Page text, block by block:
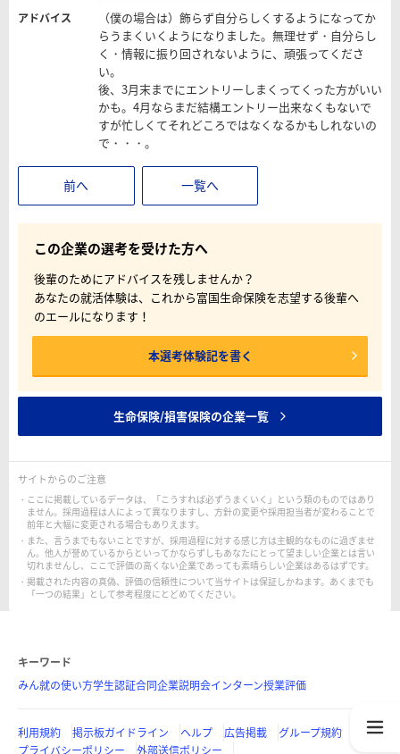
アドバイス
（僕の場合は）飾らず自分らしくするようになってか
らうまくいくようになりました。無理せず・自分らし
く・情報に振り回されないように、頑張ってくださ
い。
後、3月末までにエントリーしまくってくった方がいい
かも。4月ならまだ結構エントリー出来なくもないで
すが忙しくてそれどころではなくなるかもしれないの
で・・・。
前へ 一覧へ
この企業の選考を受けた方へ
後輩のためにアドバイスを残しませんか？
あなたの就活体験は、これから富国生命保険を志望する後輩へ
のエールになります！
本選考体験記を書く
生命保険/損害保険の企業一覧
サイトからのご注意
ここに掲載しているデータは、「こうすれば必ずうまくいく」という類のものではあり
ません。採用過程は人によって異なりますし、方針の変更や採用担当者が変わることで
前年と大幅に変更される場合もありえます。
また、言うまでもないことですが、採用過程に対する感じ方は主観的なものに過ぎませ
ん。他人が誉めているからといってかならずしもあなたにとって望ましい企業とは言い
切れませんし、ここで評価の高くない企業であっても素晴らしい企業はあるはずです。
掲載された内容の真偽、評価の信頼性について当サイトは保証しかねます。あくまでも
「一つの結果」として参考程度にとどめてください。
キーワード
みん就の使い方学生認証合同企業説明会インターン授業評価
利用規約 掲示板ガイドライン ヘルプ 広告掲載
グループ規約
プライバシーポリシー
外部送信ポリシー